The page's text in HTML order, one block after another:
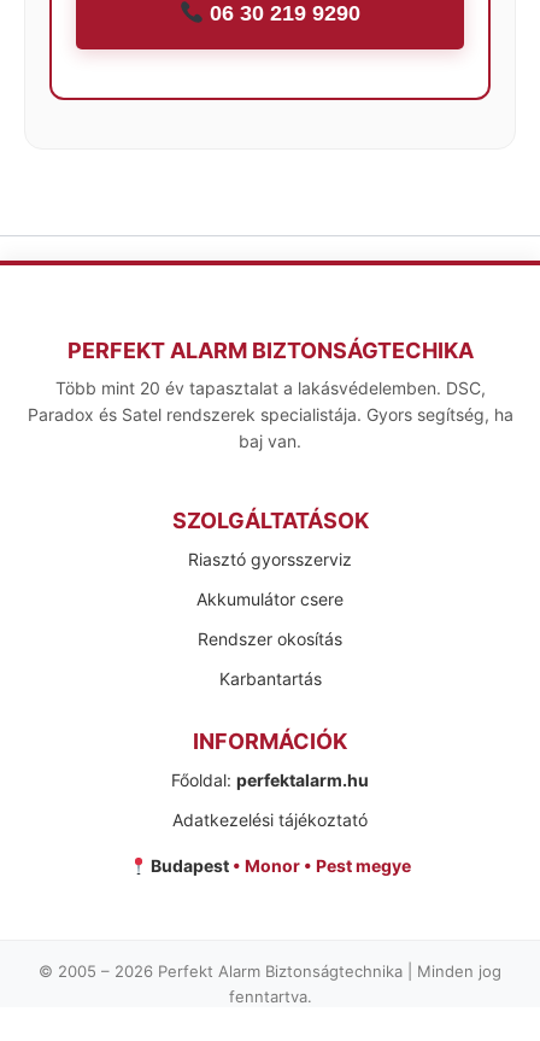
06 30 219 9290
PERFEKT ALARM BIZTONSÁGTECHIKA
Több mint 20 év tapasztalat a lakásvédelemben. DSC,
Paradox és Satel rendszerek specialistája. Gyors segítség, ha
baj van.
SZOLGÁLTATÁSOK
Riasztó gyorsszerviz
Akkumulátor csere
Rendszer okosítás
Karbantartás
INFORMÁCIÓK
Főoldal: perfektalarm.hu
Adatkezelési tájékoztató
Budapest • Monor • Pest megye
© 2005 – 2026 Perfekt Alarm Biztonságtechnika | Minden jog
fenntartva.